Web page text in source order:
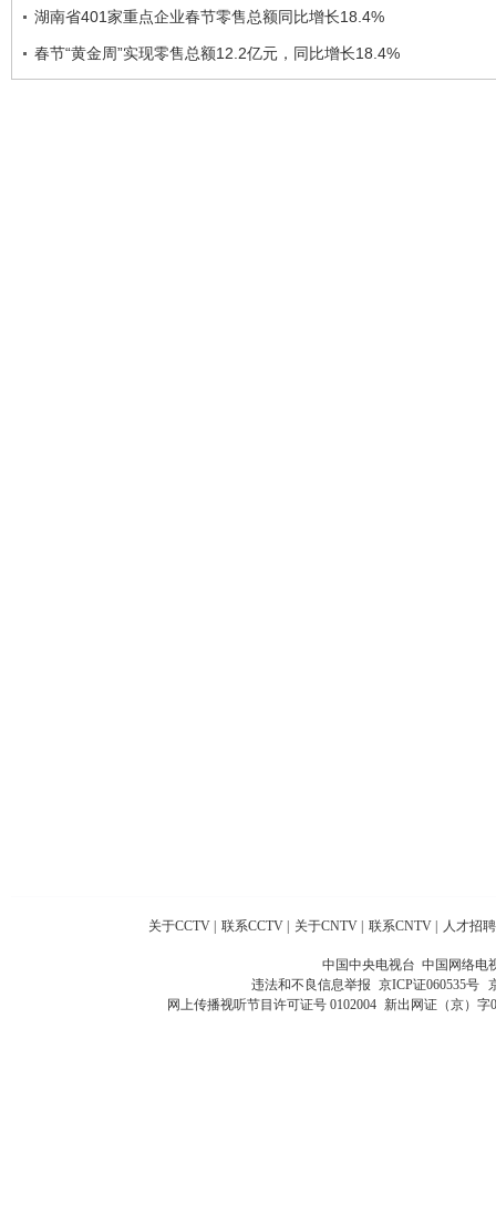
湖南省401家重点企业春节零售总额同比增长18.4%
春节“黄金周”实现零售总额12.2亿元，同比增长18.4%
关于CCTV 联系CCTV 关于CNTV 联系CNTV 人才招聘
中国中央电视台 中国网络电
违法和不良信息举报 京ICP证060535号
网上传播视听节目许可证号 0102004 新出网证（京）